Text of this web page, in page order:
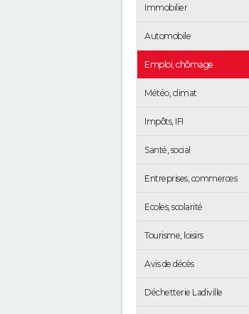
Immobilier
Automobile
Emploi, chômage
Météo, climat
Impôts, IFI
Santé, social
Entreprises, commerces
Ecoles, scolarité
Tourisme, loisirs
Avis de décès
Déchetterie Ladiville